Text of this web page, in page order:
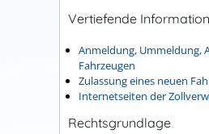
Vertiefende
Anmeldung, Ummeldung,
Fahrzeugen
Zulassung eines neuen
Internetseiten der
Rechtsgrundlage